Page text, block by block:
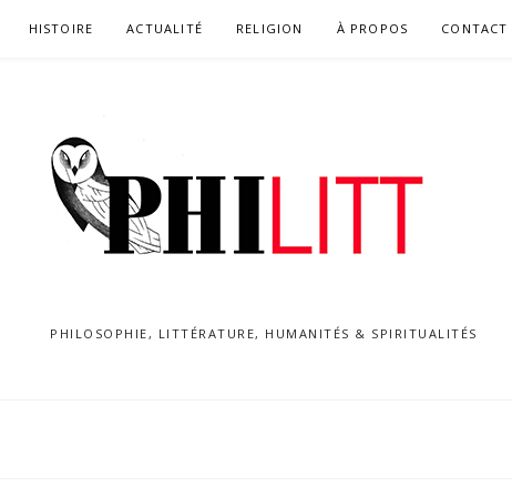
HISTOIRE ACTUALITÉ RELIGION À PROPOS CONTACT
PHILOSOPHIE, LITTÉRATURE, HUMANITÉS & SPIRITUALITÉS